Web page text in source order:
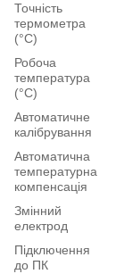
Точність
термометра
(°C)
Робоча
температура
(°C)
Автоматичне
калібрування
Автоматична
температурна
компенсація
Змінний
електрод
Підключення
до ПК